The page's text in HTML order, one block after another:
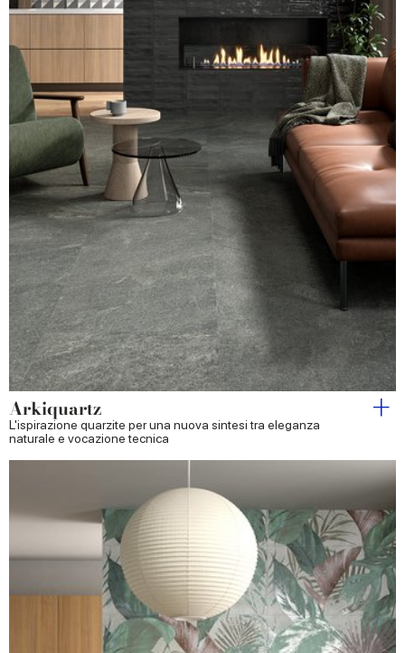
Arkiquartz
L'ispirazione quarzite per una nuova sintesi tra eleganza
naturale e vocazione tecnica